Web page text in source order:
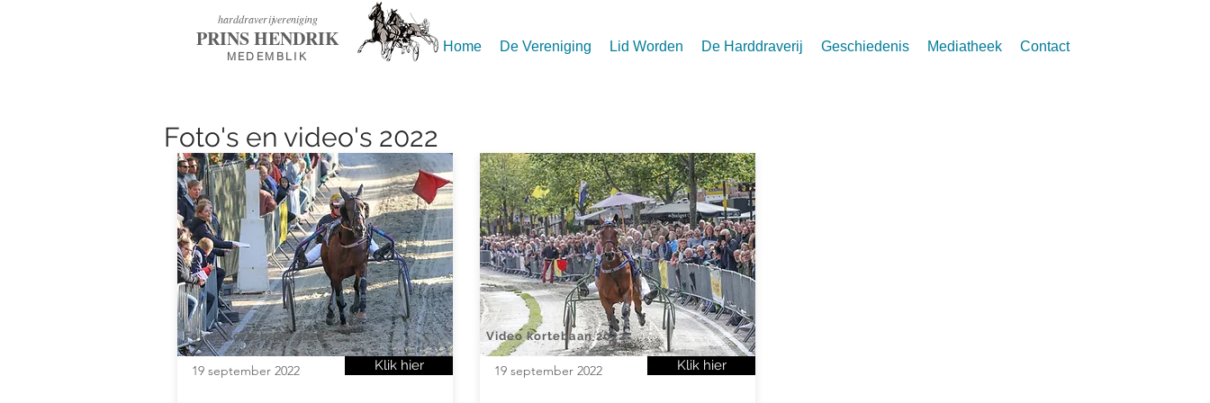
Home De Vereniging Lid Worden De Harddraverij Geschiedenis Mediatheek Contact
harddraverijvereniging
PRINS HENDRIK
MEDEMBLIK
Foto's en video's 2022
Foto's kortebaan 2022
19 september 2022 Klik hier
Video kortebaan 2022
19 september 2022 Klik hier